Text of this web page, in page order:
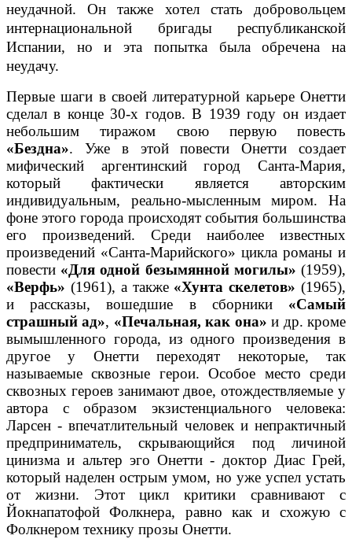
неудачной. Он также хотел стать добровольцем
интернациональной бригады республиканской
Испании, но и эта попытка была обречена на
неудачу.
Первые шаги в своей литературной карьере Онетти
сделал в конце 30-х годов. В 1939 году он издает
небольшим тиражом свою первую повесть
«Бездна». Уже в этой повести Онетти создает
мифический аргентинский город Санта-Мария,
который фактически является авторским
индивидуальным, реально-мысленным миром. На
фоне этого города происходят события большинства
его произведений. Среди наиболее известных
произведений «Санта-Марийского» цикла романы и
повести «Для одной безымянной могилы» (1959),
«Верфь» (1961), а также «Хунта скелетов» (1965),
и рассказы, вошедшие в сборники «Самый
страшный ад», «Печальная, как она» и др. кроме
вымышленного города, из одного произведения в
другое у Онетти переходят некоторые, так
называемые сквозные герои. Особое место среди
сквозных героев занимают двое, отождествляемые у
автора с образом экзистенциального человека:
Ларсен - впечатлительный человек и непрактичный
предприниматель, скрывающийся под личиной
цинизма и альтер эго Онетти - доктор Диас Грей,
который наделен острым умом, но уже успел устать
от жизни. Этот цикл критики сравнивают с
Йокнапатофой Фолкнера, равно как и схожую с
Фолкнером технику прозы Онетти.